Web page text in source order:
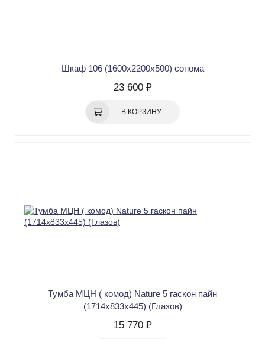
Шкаф 106 (1600х2200х500) сонома
23 600 ₽
В КОРЗИНУ
Тумба МЦН ( комод) Nature 5 гаскон пайн
(1714х833х445) (Глазов)
15 770 ₽